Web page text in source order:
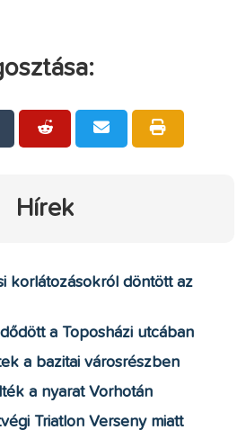
Hírek
korlátozásokról döntött az
a Toposházi utcában
a bazitai városrészben
a nyarat Vorhotán
Triatlon Verseny miatt